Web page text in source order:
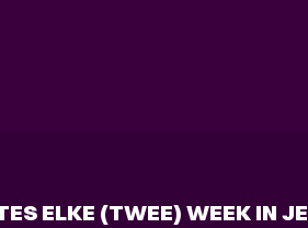
ELKE (TWEE) WEEK IN JE